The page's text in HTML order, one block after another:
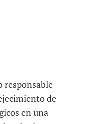
responsable
de
en una